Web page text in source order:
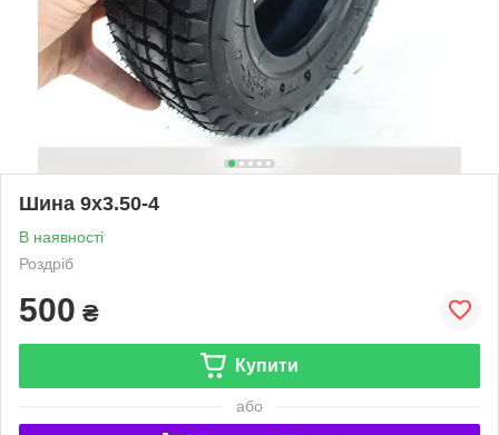
Шина 9х3.50-4
В наявності
Роздріб
500 ₴
Купити
або